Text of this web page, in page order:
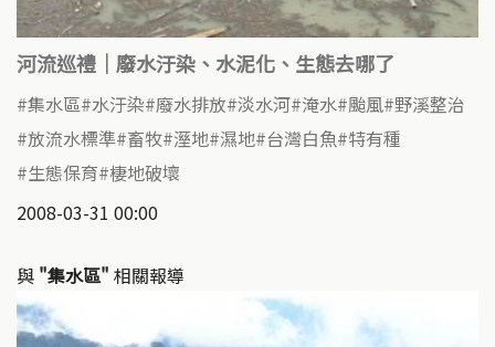
河流巡禮｜廢水汙染、水泥化、生態去哪了
集水區 水汙染 廢水排放 淡水河 淹水 颱風 野溪整治
放流水標準 畜牧 溼地 濕地 台灣白魚 特有種
生態保育 棲地破壞
2008-03-31 00:00
與 "集水區" 相關報導